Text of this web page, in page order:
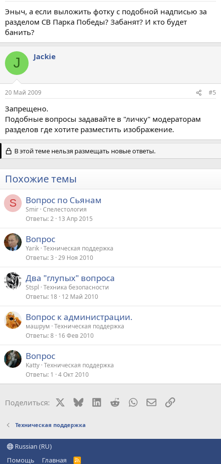
Эныч, а если выложить фотку с подобной надписью за
разделом СВ Парка Победы? Забанят? И кто будет
банить?
J Jackie
20 Май 2009 #5
Запрещено.
Подобные вопросы задавайте в "личку" модераторам
разделов где хотите разместить изображение.
В этой теме нельзя размещать новые ответы.
Похожие темы
S Вопрос по Сьянам
Smir Спелестология
Ответы 2 13 Апр 2015
Вопрос
Yarik Техническая поддержка
Ответы 3 29 Ноя 2010
Два "глупых" вопроса
Stspl Техника безопасности
Ответы 18 12 Май 2010
Вопрос к администрации.
машрум Техническая поддержка
Ответы 8 16 Фев 2010
Вопрос
Katty Техническая поддержка
Ответы 1 4 Окт 2010
Поделиться: BlueskyLinkedIn
RedditWhatsAppЭлектронная
Ссылка
Техническая поддержка
Russian (RU)
Помощь
Главная
R